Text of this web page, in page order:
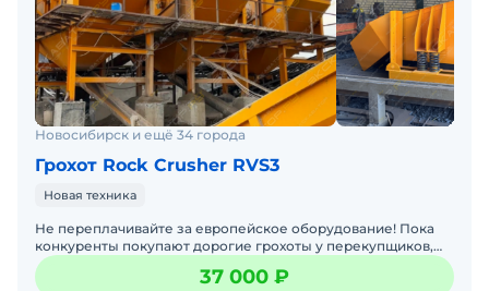
Новосибирск и ещё 34 города
Грохот Rock Crusher RVS3
Новая техника
Не переплачивайте за европейское оборудование! Пока
конкуренты покупают дорогие грохоты у перекупщиков,
вы можете сэкономить и заработать больше. Выгода от Ro
37 000 ₽